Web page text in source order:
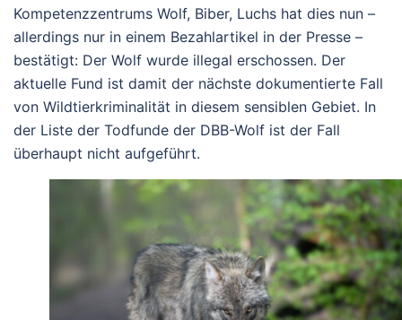
Kompetenzzentrums Wolf, Biber, Luchs hat dies nun –
allerdings nur in einem Bezahlartikel in der Presse –
bestätigt: Der Wolf wurde illegal erschossen. Der
aktuelle Fund ist damit der nächste dokumentierte Fall
von Wildtierkriminalität in diesem sensiblen Gebiet. In
der Liste der Todfunde der DBB-Wolf ist der Fall
überhaupt nicht aufgeführt.